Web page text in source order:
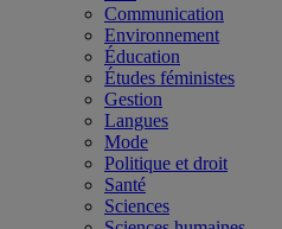
Communication
Environnement
Éducation
Études féministes
Gestion
Langues
Mode
Politique et droit
Santé
Sciences